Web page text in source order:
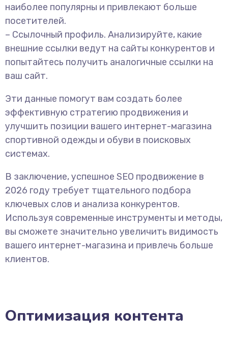
наиболее популярны и привлекают больше
посетителей.
– Ссылочный профиль. Анализируйте, какие
внешние ссылки ведут на сайты конкурентов и
попытайтесь получить аналогичные ссылки на
ваш сайт.
Эти данные помогут вам создать более
эффективную стратегию продвижения и
улучшить позиции вашего интернет-магазина
спортивной одежды и обуви в поисковых
системах.
В заключение, успешное SEO продвижение в
2026 году требует тщательного подбора
ключевых слов и анализа конкурентов.
Используя современные инструменты и методы,
вы сможете значительно увеличить видимость
вашего интернет-магазина и привлечь больше
клиентов.
Оптимизация контента